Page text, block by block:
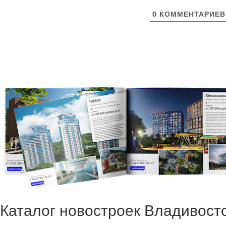
0 КОММЕНТАРИЕВ
Каталог новостроек